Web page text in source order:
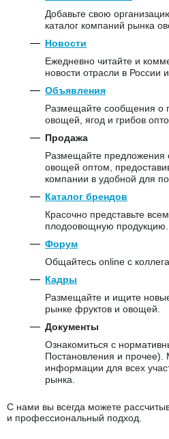
Добавьте свою
каталог компаний рынка
Новости
Ежедневно читайте и
новости отрасли в России
Объявления
Размещайте сообщения о
овощей, ягод и грибов
Продажа
Размещайте предложения
овощей оптом,
компании в удобной для
Каталог брендов
Красочно представьте
плодоовощную продукцию.
Форум
Общайтесь online с
Кадры
Размещайте и ищите
рынке фруктов и овощей.
Документы
Ознакомиться с
Постановления и прочее).
информации для всех
рынка.
С нами вы всегда можете
и профессиональный подход.